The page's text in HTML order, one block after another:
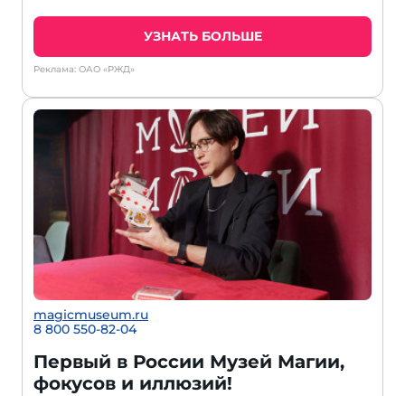
УЗНАТЬ БОЛЬШЕ
Реклама: ОАО «РЖД»
magicmuseum.ru
8 800 550-82-04
Первый в России Музей Магии,
фокусов и иллюзий!